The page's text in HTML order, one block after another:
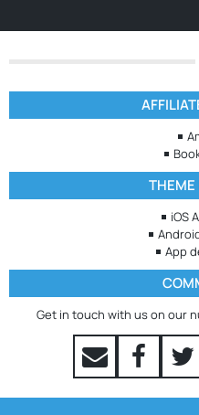
THEME
iOS
App
Get in touch with us on our